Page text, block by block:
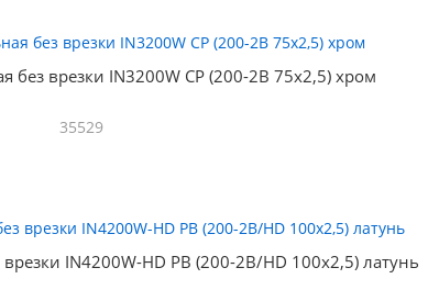
без врезки IN3200W CP (200-2B 75x2,5) хром
35529
IN4200W-HD PB (200-2B/HD 100x2,5) латунь